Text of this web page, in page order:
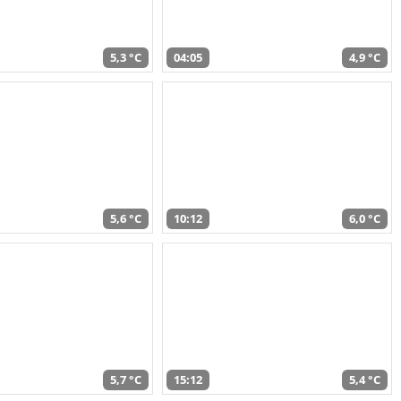
5,3 °C 04:05 4,9 °C
5,6 °C 10:12 6,0 °C
5,7 °C 15:12 5,4 °C